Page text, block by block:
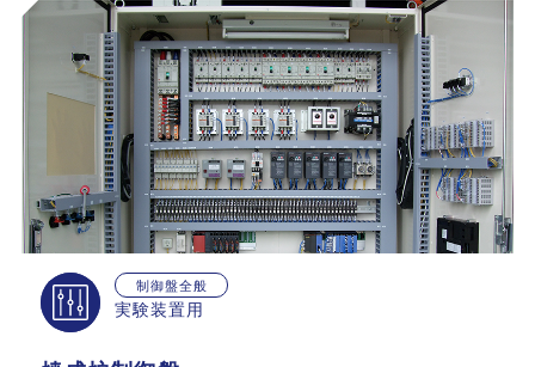
制御盤全般
実験装置用